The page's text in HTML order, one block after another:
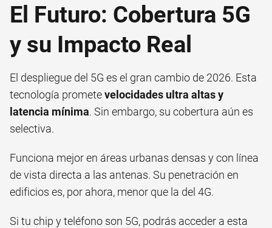
El Futuro: Cobertura 5G
y su Impacto Real
El despliegue del 5G es el gran cambio de 2026. Esta
tecnología prometevelocidades ultra altas y
latencia mínima. Sin embargo, su cobertura aún es
selectiva.
Funciona mejor en áreas urbanas densas y con línea
de vista directa a las antenas. Su penetración en
edificios es, por ahora, menor que la del 4G.
Si tu chip y teléfono son 5G, podrás acceder a esta